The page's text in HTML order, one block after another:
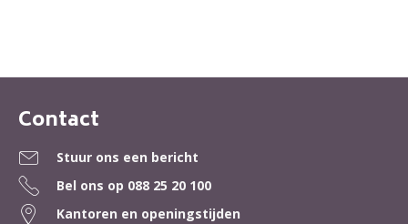
Contactinformatie
Contact
Stuur ons een bericht
Bel ons op 088 25 20 100
Kantoren en openingstijden